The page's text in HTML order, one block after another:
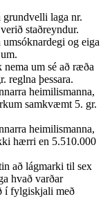
laga nr.
staðreyndur.
og eiga
um sé að ræða
reglna þessara.
heimilismanna,
samkvæmt 5. gr.
heimilismanna,
hærri en 5.510.000
að lágmarki til sex
hvað varðar
í fylgiskjali með